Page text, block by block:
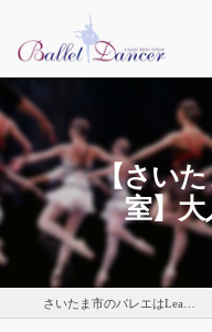
【さい
室】